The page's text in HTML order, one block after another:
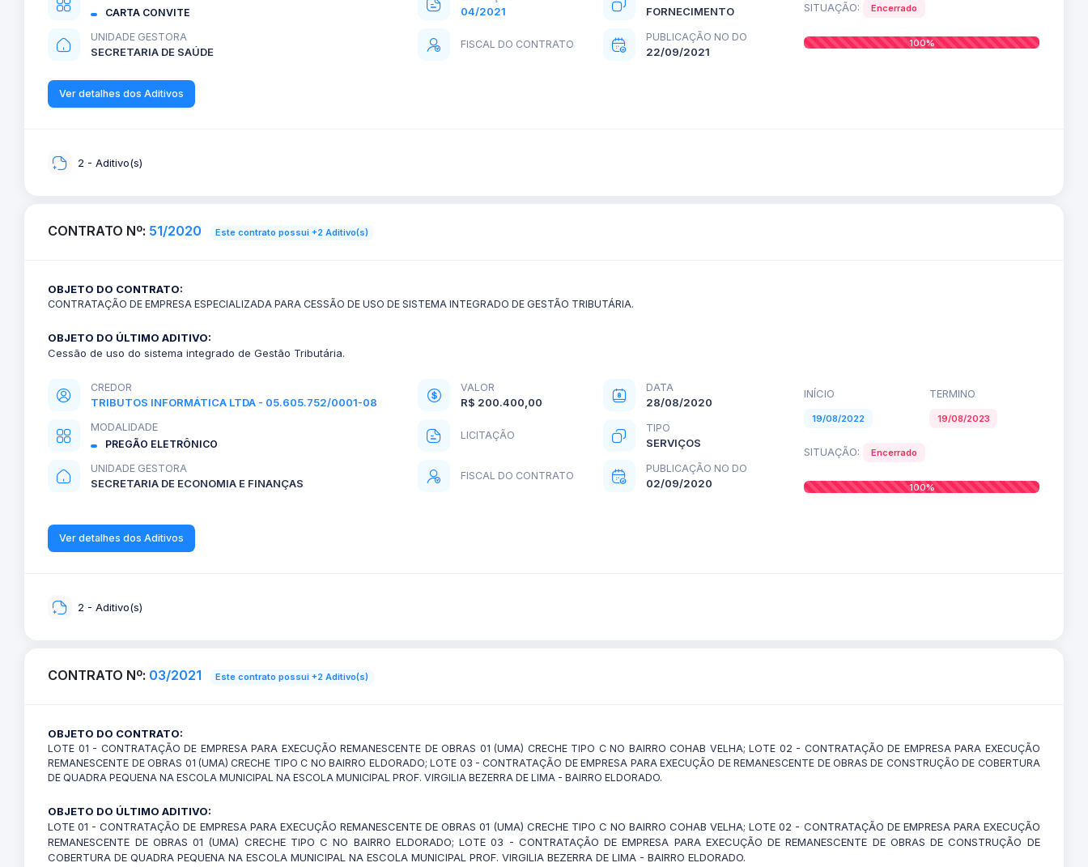
CARTA CONVITE 04/2021 FORNECIMENTO
UNIDADE GESTORA
SECRETARIA DE SAÚDE
FISCAL DO CONTRATO
PUBLICAÇÃO NO DO
22/09/2021
SITUAÇÃO: Encerrado
100%
Ver detalhes dos Aditivos
2 - Aditivo(s)
CONTRATO Nº: 51/2020 Este contrato possui +2 Aditivo(s)
OBJETO DO CONTRATO:
CONTRATAÇÃO DE EMPRESA ESPECIALIZADA PARA CESSÃO DE USO DE SISTEMA INTEGRADO DE GESTÃO TRIBUTÁRIA.
OBJETO DO ÚLTIMO ADITIVO:
Cessão de uso do sistema integrado de Gestão Tributária.
CREDOR
TRIBUTOS INFORMÁTICA LTDA - 05.605.752/0001-08
VALOR
R$ 200.400,00
DATA
28/08/2020
MODALIDADE
PREGÃO ELETRÔNICO
LICITAÇÃO
TIPO
SERVIÇOS
UNIDADE GESTORA
SECRETARIA DE ECONOMIA E FINANÇAS
FISCAL DO CONTRATO
PUBLICAÇÃO NO DO
02/09/2020
INÍCIO TERMINO
19/08/2022 19/08/2023
SITUAÇÃO: Encerrado
100%
Ver detalhes dos Aditivos
2 - Aditivo(s)
CONTRATO Nº: 03/2021 Este contrato possui +2 Aditivo(s)
OBJETO DO CONTRATO:
LOTE 01 - CONTRATAÇÃO DE EMPRESA PARA EXECUÇÃO REMANESCENTE DE OBRAS 01 (UMA) CRECHE TIPO C NO BAIRRO COHAB VELHA; LOTE 02 - CONTRATAÇÃO DE EMPRESA PARA EXECUÇÃO
REMANESCENTE DE OBRAS 01 (UMA) CRECHE TIPO C NO BAIRRO ELDORADO; LOTE 03 - CONTRATAÇÃO DE EMPRESA PARA EXECUÇÃO DE REMANESCENTE DE OBRAS DE CONSTRUÇÃO DE COBERTURA
DE QUADRA PEQUENA NA ESCOLA MUNICIPAL NA ESCOLA MUNICIPAL PROF. VIRGILIA BEZERRA DE LIMA - BAIRRO ELDORADO.
OBJETO DO ÚLTIMO ADITIVO:
LOTE 01 - CONTRATAÇÃO DE EMPRESA PARA EXECUÇÃO REMANESCENTE DE OBRAS 01 (UMA) CRECHE TIPO C NO BAIRRO COHAB VELHA; LOTE 02 - CONTRATAÇÃO DE EMPRESA PARA EXECUÇÃO
REMANESCENTE DE OBRAS 01 (UMA) CRECHE TIPO C NO BAIRRO ELDORADO; LOTE 03 - CONTRATAÇÃO DE EMPRESA PARA EXECUÇÃO DE REMANESCENTE DE OBRAS DE CONSTRUÇÃO DE
COBERTURA DE QUADRA PEQUENA NA ESCOLA MUNICIPAL NA ESCOLA MUNICIPAL PROF. VIRGILIA BEZERRA DE LIMA - BAIRRO ELDORADO.